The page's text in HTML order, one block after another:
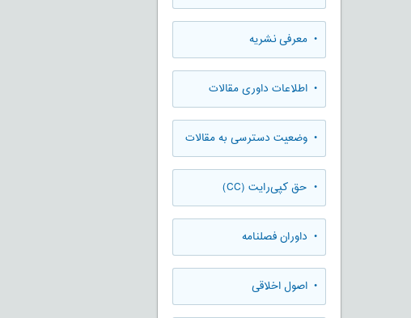
• معرفی نشریه
• اطلاعات داوری مقالات
• وضعیت دسترسی به مقالات
• حق کپی‌رایت (CC)
• داوران فصلنامه
• اصول اخلاقی